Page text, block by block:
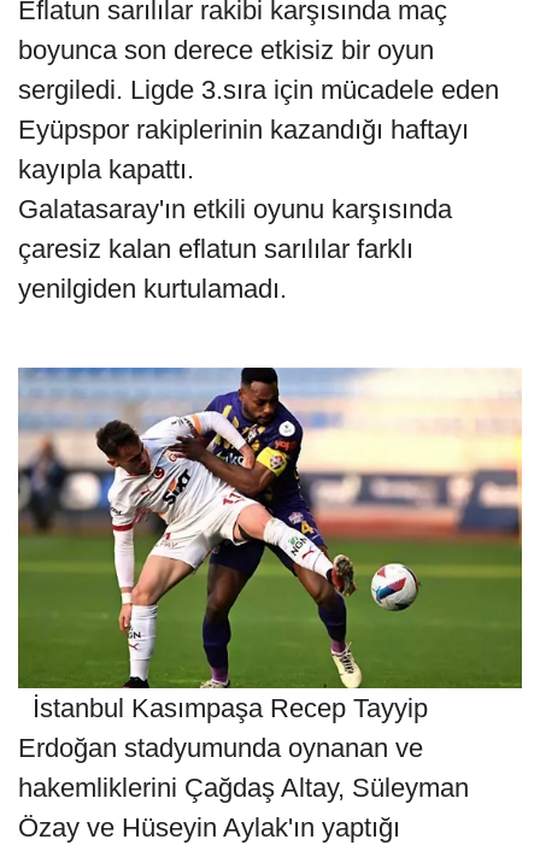
Eflatun sarılılar rakibi karşısında maç
boyunca son derece etkisiz bir oyun
sergiledi. Ligde 3.sıra için mücadele eden
Eyüpspor rakiplerinin kazandığı haftayı
kayıpla kapattı.
Galatasaray'ın etkili oyunu karşısında
çaresiz kalan eflatun sarılılar farklı
yenilgiden kurtulamadı.
İstanbul Kasımpaşa Recep Tayyip
Erdoğan stadyumunda oynanan ve
hakemliklerini Çağdaş Altay, Süleyman
Özay ve Hüseyin Aylak'ın yaptığı